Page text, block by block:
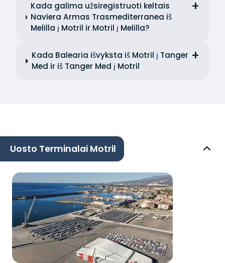
Kada galima užsiregistruoti keltais
Naviera Armas Trasmediterranea iš
Melilla į Motril ir Motril į Melilla?
Kada Balearia išvyksta iš Motril į Tanger
Med ir iš Tanger Med į Motril
Uosto Terminalai Motril